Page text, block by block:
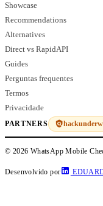
Showcase
Recommendations
Alternatives
Direct vs RapidAPI
Guides
Perguntas frequentes
Termos
Privacidade
PARTNERS
© 2026 WhatsApp Mobile
Desenvolvido por